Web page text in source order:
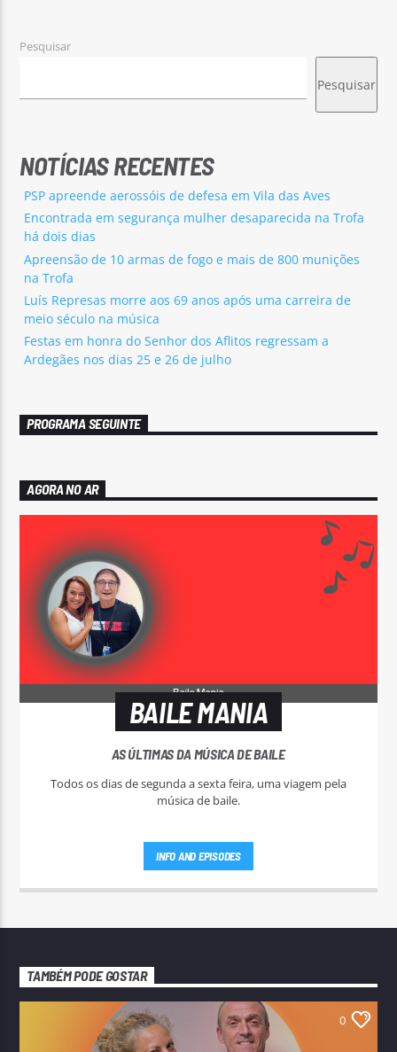
Pesquisar
Pesquisar
NOTÍCIAS RECENTES
PSP apreende aerossóis de defesa em Vila das Aves
Encontrada em segurança mulher desaparecida na Trofa
há dois dias
Apreensão de 10 armas de fogo e mais de 800 munições
na Trofa
Luís Represas morre aos 69 anos após uma carreira de
meio século na música
Festas em honra do Senhor dos Aflitos regressam a
Ardegães nos dias 25 e 26 de julho
PROGRAMA SEGUINTE
AGORA NO AR
BAILE MANIA
AS ÚLTIMAS DA MÚSICA DE BAILE
Todos os dias de segunda a sexta feira, uma viagem pela
música de baile.
INFO AND EPISODES
TAMBÉM PODE GOSTAR
0